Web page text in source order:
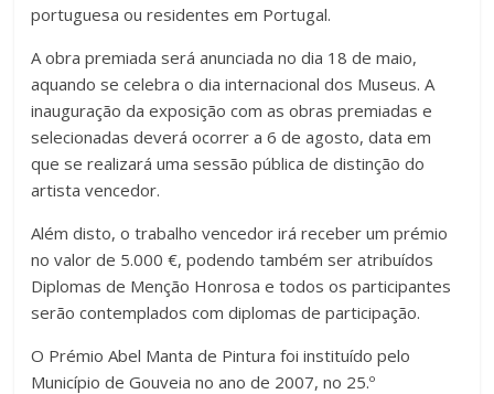
portuguesa ou residentes em Portugal.
A obra premiada será anunciada no dia 18 de maio,
aquando se celebra o dia internacional dos Museus. A
inauguração da exposição com as obras premiadas e
selecionadas deverá ocorrer a 6 de agosto, data em
que se realizará uma sessão pública de distinção do
artista vencedor.
Além disto, o trabalho vencedor irá receber um prémio
no valor de 5.000 €, podendo também ser atribuídos
Diplomas de Menção Honrosa e todos os participantes
serão contemplados com diplomas de participação.
O Prémio Abel Manta de Pintura foi instituído pelo
Município de Gouveia no ano de 2007, no 25.º